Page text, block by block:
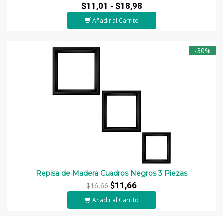
$11,01 - $18,98
Añadir al Carrito
-30%
Repisa de Madera Cuadros Negros 3 Piezas
$16,66$11,66
Añadir al Carrito